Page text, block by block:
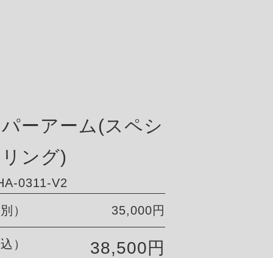
ーアーム(スペシ
ング)
0311-V2
） 35,000円
） 38,500円